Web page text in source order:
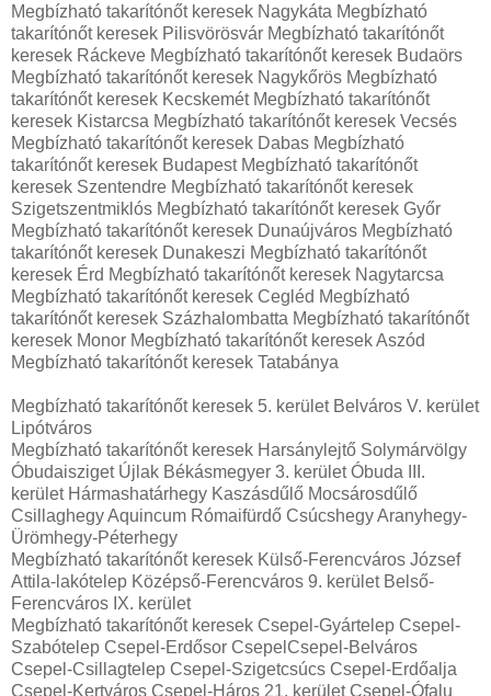
Megbízható takarítónőt keresek Nagykáta Megbízható
takarítónőt keresek Pilisvörösvár Megbízható takarítónőt
keresek Ráckeve Megbízható takarítónőt keresek Budaörs
Megbízható takarítónőt keresek Nagykőrös Megbízható
takarítónőt keresek Kecskemét Megbízható takarítónőt
keresek Kistarcsa Megbízható takarítónőt keresek Vecsés
Megbízható takarítónőt keresek Dabas Megbízható
takarítónőt keresek Budapest Megbízható takarítónőt
keresek Szentendre Megbízható takarítónőt keresek
Szigetszentmiklós Megbízható takarítónőt keresek Győr
Megbízható takarítónőt keresek Dunaújváros Megbízható
takarítónőt keresek Dunakeszi Megbízható takarítónőt
keresek Érd Megbízható takarítónőt keresek Nagytarcsa
Megbízható takarítónőt keresek Cegléd Megbízható
takarítónőt keresek Százhalombatta Megbízható takarítónőt
keresek Monor Megbízható takarítónőt keresek Aszód
Megbízható takarítónőt keresek Tatabánya
Megbízható takarítónőt keresek 5. kerület Belváros V. kerület
Lipótváros
Megbízható takarítónőt keresek Harsánylejtő Solymárvölgy
Óbudaisziget Újlak Békásmegyer 3. kerület Óbuda III.
kerület Hármashatárhegy Kaszásdűlő Mocsárosdűlő
Csillaghegy Aquincum Rómaifürdő Csúcshegy Aranyhegy-
Ürömhegy-Péterhegy
Megbízható takarítónőt keresek Külső-Ferencváros József
Attila-lakótelep Középső-Ferencváros 9. kerület Belső-
Ferencváros IX. kerület
Megbízható takarítónőt keresek Csepel-Gyártelep Csepel-
Szabótelep Csepel-Erdősor CsepelCsepel-Belváros
Csepel-Csillagtelep Csepel-Szigetcsúcs Csepel-Erdőalja
Csepel-Kertváros Csepel-Háros 21. kerület Csepel-Ófalu